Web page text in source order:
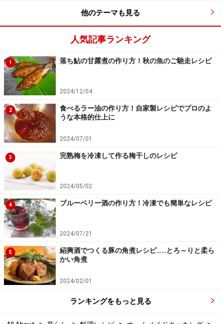
他のテーマも見る
人気記事ランキング
1 落ち鮎の甘露煮の作り方！秋の魚のご馳走レシピ
2024/12/04
2
食べるラー油の作り方！自家製レシピでプロのよ
うな本格的仕上に
2024/07/01
3 完熟梅を冷凍して作る梅干しのレシピ
2024/05/02
4 ブルーベリー酒の作り方！冷凍でも簡単なレシピ
2024/07/21
5
紹興酒でつくる豚の角煮レシピ……とろ～りと柔ら
かい角煮
2024/02/01
ランキングをもっと見る